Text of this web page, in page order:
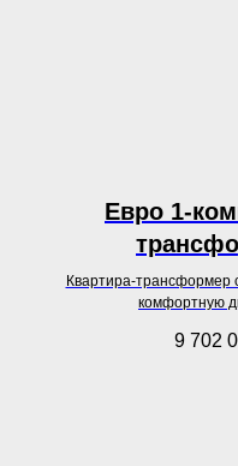
Евро 1-
Квартира-трансформер
комфортную
9 702